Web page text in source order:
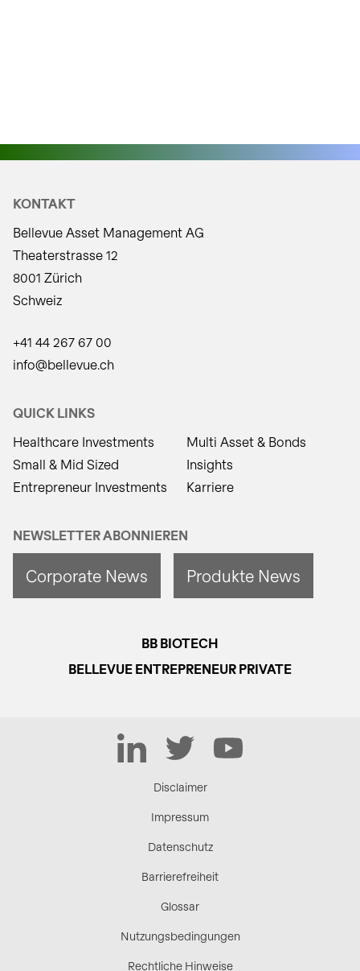
KONTAKT
Bellevue Asset Management AG
Theaterstrasse 12
8001 Zürich
Schweiz
+41 44 267 67 00
info@bellevue.ch
QUICK LINKS
Healthcare Investments
Small & Mid Sized
Entrepreneur Investments
Multi Asset & Bonds
Insights
Karriere
NEWSLETTER ABONNIEREN
Corporate News Produkte News
BB BIOTECH
BELLEVUE ENTREPRENEUR PRIVATE
LinkedIn Twitter YouTube
Disclaimer
Impressum
Datenschutz
Barrierefreiheit
Glossar
Nutzungsbedingungen
Rechtliche Hinweise